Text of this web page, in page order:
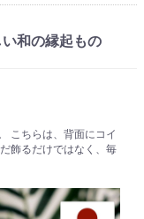
和の縁起もの
こちらは、背面にコイ
飾るだけではなく、毎